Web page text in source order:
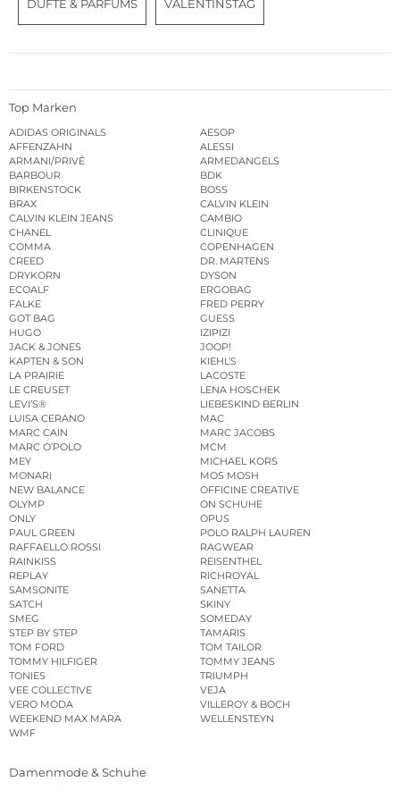
DÜFTE & PARFUMS VALENTINSTAG
Top Marken
ADIDAS ORIGINALS
AESOP
AFFENZAHN
ALESSI
ARMANI/PRIVÉ
ARMEDANGELS
BARBOUR
BDK
BIRKENSTOCK
BOSS
BRAX
CALVIN KLEIN
CALVIN KLEIN JEANS
CAMBIO
CHANEL
CLINIQUE
COMMA
COPENHAGEN
CREED
DR. MARTENS
DRYKORN
DYSON
ECOALF
ERGOBAG
FALKE
FRED PERRY
GOT BAG
GUESS
HUGO
IZIPIZI
JACK & JONES
JOOP!
KAPTEN & SON
KIEHL’S
LA PRAIRIE
LACOSTE
LE CREUSET
LENA HOSCHEK
LEVI’S®
LIEBESKIND BERLIN
LUISA CERANO
MAC
MARC CAIN
MARC JACOBS
MARC O’POLO
MCM
MEY
MICHAEL KORS
MONARI
MOS MOSH
NEW BALANCE
OFFICINE CREATIVE
OLYMP
ON SCHUHE
ONLY
OPUS
PAUL GREEN
POLO RALPH LAUREN
RAFFAELLO ROSSI
RAGWEAR
RAINKISS
REISENTHEL
REPLAY
RICHROYAL
SAMSONITE
SANETTA
SATCH
SKINY
SMEG
SOMEDAY
STEP BY STEP
TAMARIS
TOM FORD
TOM TAILOR
TOMMY HILFIGER
TOMMY JEANS
TONIES
TRIUMPH
VEE COLLECTIVE
VEJA
VERO MODA
VILLEROY & BOCH
WEEKEND MAX MARA
WELLENSTEYN
WMF
Damenmode & Schuhe